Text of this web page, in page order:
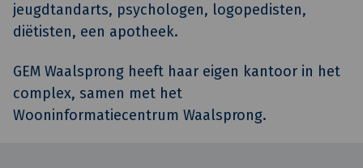
jeugdtandarts, psychologen, logopedisten,
diëtisten, een apotheek.
GEM Waalsprong heeft haar eigen kantoor in het
complex, samen met het
Wooninformatiecentrum Waalsprong.